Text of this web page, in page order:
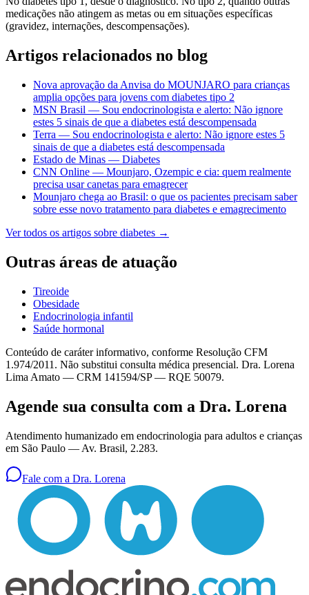
medicações não atingem as metas ou em situações específicas
(gravidez, internações, descompensações).
Artigos relacionados no blog
Nova aprovação da Anvisa do MOUNJARO para crianças
amplia opções para jovens com diabetes tipo 2
MSN Brasil — Sou endocrinologista e alerto: Não ignore
estes 5 sinais de que a diabetes está descompensada
Terra — Sou endocrinologista e alerto: Não ignore estes 5
sinais de que a diabetes está descompensada
Estado de Minas — Diabetes
CNN Online — Mounjaro, Ozempic e cia: quem realmente
precisa usar canetas para emagrecer
Mounjaro chega ao Brasil: o que os pacientes precisam saber
sobre esse novo tratamento para diabetes e emagrecimento
Ver todos os artigos sobre diabetes →
Outras áreas de atuação
Tireoide
Obesidade
Endocrinologia infantil
Saúde hormonal
Conteúdo de caráter informativo, conforme Resolução CFM
1.974/2011. Não substitui consulta médica presencial. Dra. Lorena
Lima Amato — CRM 141594/SP — RQE 50079.
Agende sua consulta com a Dra. Lorena
Atendimento humanizado em endocrinologia para adultos e crianças
em São Paulo — Av. Brasil, 2.283.
Fale com a Dra. Lorena